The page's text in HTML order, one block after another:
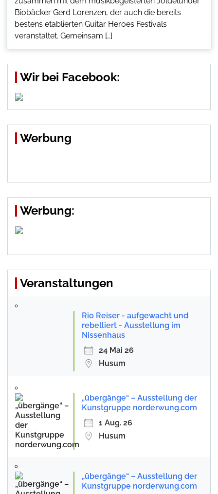
Biobäcker Gerd Lorenzen, der auch die bereits
bestens etablierten Guitar Heroes Festivals
veranstaltet. Gemeinsam […]
Wir bei Facebook:
Werbung
Werbung:
Veranstaltungen
Rio Reiser - aufgewacht und
rebelliert - Ausstellung im
Nissenhaus
24 Mai 26
Husum
„übergänge“ – Ausstellung der
Kunstgruppe norderwung.com
1 Aug. 26
Husum
„übergänge“ – Ausstellung der
Kunstgruppe norderwung.com